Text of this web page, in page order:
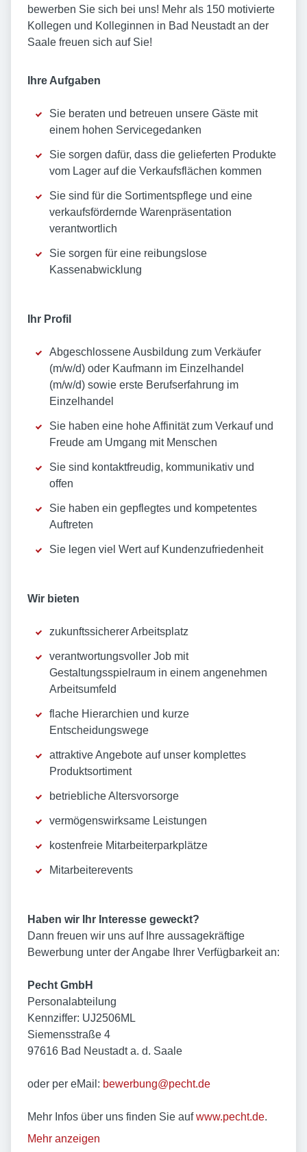
bewerben Sie sich bei uns! Mehr als 150 motivierte
Kollegen und Kolleginnen in Bad Neustadt an der
Saale freuen sich auf Sie!
Ihre Aufgaben
Sie beraten und betreuen unsere Gäste mit
einem hohen Servicegedanken
Sie sorgen dafür, dass die gelieferten Produkte
vom Lager auf die Verkaufsflächen kommen
Sie sind für die Sortimentspflege und eine
verkaufsfördernde Warenpräsentation
verantwortlich
Sie sorgen für eine reibungslose
Kassenabwicklung
Ihr Profil
Abgeschlossene Ausbildung zum Verkäufer
(m/w/d) oder Kaufmann im Einzelhandel
(m/w/d) sowie erste Berufserfahrung im
Einzelhandel
Sie haben eine hohe Affinität zum Verkauf und
Freude am Umgang mit Menschen
Sie sind kontaktfreudig, kommunikativ und
offen
Sie haben ein gepflegtes und kompetentes
Auftreten
Sie legen viel Wert auf Kundenzufriedenheit
Wir bieten
zukunftssicherer Arbeitsplatz
verantwortungsvoller Job mit
Gestaltungsspielraum in einem angenehmen
Arbeitsumfeld
flache Hierarchien und kurze
Entscheidungswege
attraktive Angebote auf unser komplettes
Produktsortiment
betriebliche Altersvorsorge
vermögenswirksame Leistungen
kostenfreie Mitarbeiterparkplätze
Mitarbeiterevents
Haben wir Ihr Interesse geweckt?
Dann freuen wir uns auf Ihre aussagekräftige
Bewerbung unter der Angabe Ihrer Verfügbarkeit an:
Pecht GmbH
Personalabteilung
Kennziffer: UJ2506ML
Siemensstraße 4
97616 Bad Neustadt a. d. Saale
oder per eMail: bewerbung@pecht.de
Mehr Infos über uns finden Sie aufwww.pecht.de.
Mehr anzeigen